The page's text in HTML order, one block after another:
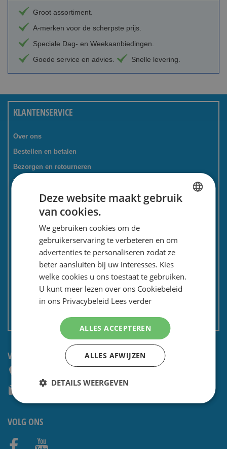
Groot assortiment.
A-merken voor de scherpste prijs.
Speciale Dag- en Weekaanbiedingen.
Goede service en advies.
Snelle levering.
KLANTENSERVICE
Over ons
Bestellen en betalen
Bezorgen en retourneren
Tevredenheidsgarantie
Kadoservice
Bedrijven / zakelijk
Meest gestelde vragen
Contactformulier
Nieuwsbrief
Privacy en security
Algemene voorwaarden
Non EU: Belasting / douane
VRAGEN? CONTACTEER ONS:
service@shavesavings.com
VOLG ONS
Deze website maakt gebruik
van cookies.
We gebruiken cookies om de
gebruikerservaring te verbeteren en om
advertenties te personaliseren zodat ze
beter aansluiten bij uw interesses. Kies
welke cookies u ons toestaat te gebruiken.
U kunt meer lezen over ons Cookiebeleid
in ons Privacybeleid Lees verder
ALLES ACCEPTEREN
ALLES AFWIJZEN
DETAILS WEERGEVEN